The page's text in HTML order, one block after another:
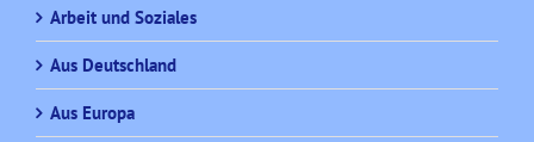
Arbeit und Soziales
Aus Deutschland
Aus Europa